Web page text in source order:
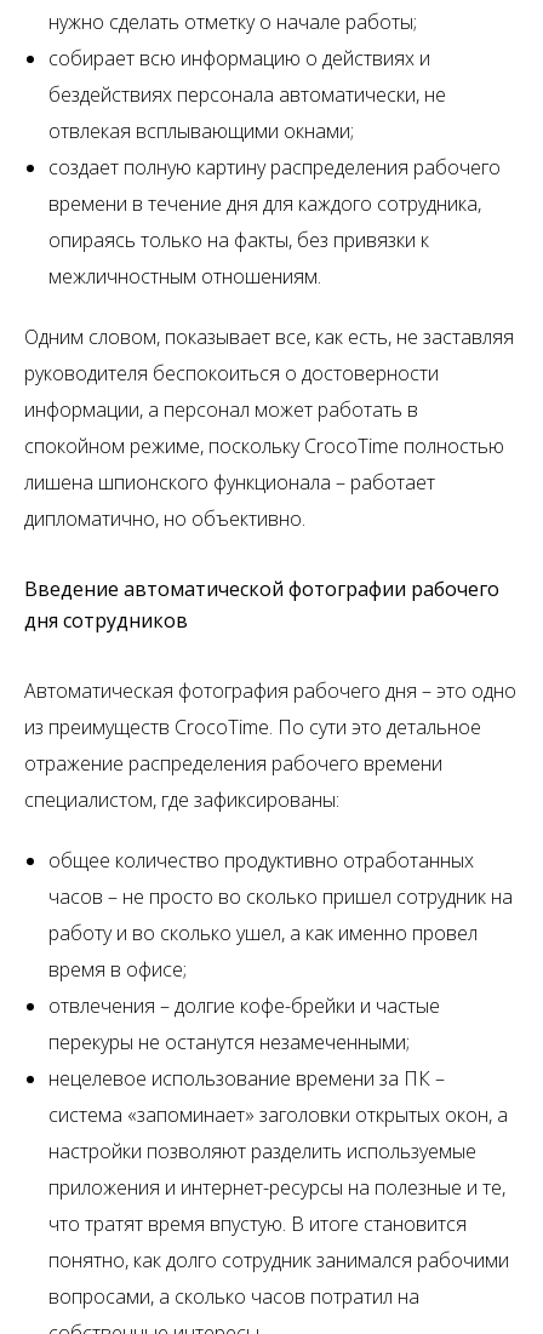
нужно сделать отметку о начале работы;
собирает всю информацию о действиях и
бездействиях персонала автоматически, не
отвлекая всплывающими окнами;
создает полную картину распределения рабочего
времени в течение дня для каждого сотрудника,
опираясь только на факты, без привязки к
межличностным отношениям.
Одним словом, показывает все, как есть, не заставляя
руководителя беспокоиться о достоверности
информации, а персонал может работать в
спокойном режиме, поскольку CrocoTime полностью
лишена шпионского функционала – работает
дипломатично, но объективно.
Введение автоматической фотографии рабочего
дня сотрудников
Автоматическая фотография рабочего дня – это одно
из преимуществ CrocoTime. По сути это детальное
отражение распределения рабочего времени
специалистом, где зафиксированы:
общее количество продуктивно отработанных
часов – не просто во сколько пришел сотрудник на
работу и во сколько ушел, а как именно провел
время в офисе;
отвлечения – долгие кофе-брейки и частые
перекуры не останутся незамеченными;
нецелевое использование времени за ПК –
система «запоминает» заголовки открытых окон, а
настройки позволяют разделить используемые
приложения и интернет-ресурсы на полезные и те,
что тратят время впустую. В итоге становится
понятно, как долго сотрудник занимался рабочими
вопросами, а сколько часов потратил на